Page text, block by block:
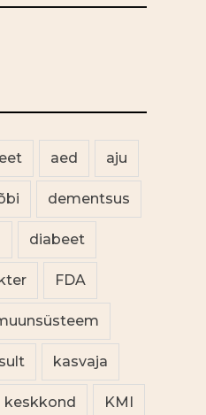
aed aju
dementsus
diabeet
FDA
kasvaja
keskkond KMI